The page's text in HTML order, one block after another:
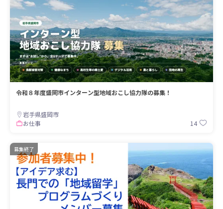
令和８年度盛岡市インターン型地域おこし協力隊の募集！
岩手県盛岡市
お仕事
14
募集終了